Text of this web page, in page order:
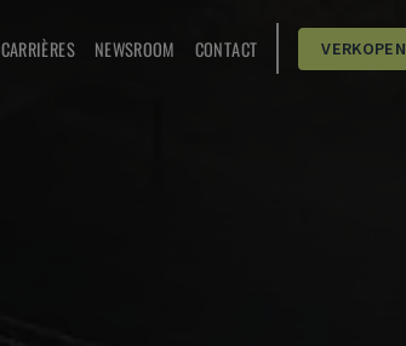
CARRIÈRES NEWSROOM CONTACT VERKOPEN